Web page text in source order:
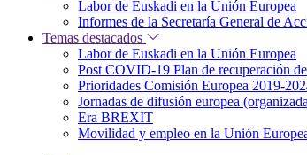
Labor de Euskadi en la Unión Europea
Informes de la Secretaría General de
Temas destacados
Labor de Euskadi en la Unión Europea
Post COVID-19 Plan de recuperación
Prioridades Comisión Europea 2019-
Jornadas de difusión europea
Era BREXIT
Movilidad y empleo en la Unión